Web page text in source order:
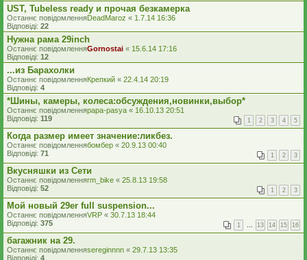
UST, Tubeless ready и прочая безкамерка
Останнє повідомленняDeadMaroz « 1.7.14 16:36
Відповіді: 22
Нужна рама 29inch
Останнє повідомленняGornostai « 15.6.14 17:16
Відповіді: 12
...из Барахолки
Останнє повідомленняКрепкий « 22.4.14 20:19
Відповіді: 4
*Шины, камеры, колеса:обсуждения,новинки,выбор*
Останнє повідомленняpapa-pasya « 16.10.13 20:51
Відповіді: 119 1 2 3 4 5
Когда размер имеет значение:ликбез.
Останнє повідомленнябомбер « 20.9.13 00:40
Відповіді: 71 1 2 3
Вкусняшки из Сети
Останнє повідомленняrm_bike « 25.8.13 19:58
Відповіді: 52 1 2 3
Мой новый 29er full suspension...
Останнє повідомленняVRP « 30.7.13 18:44
Відповіді: 375 1 … 13 14 15 16
багажник на 29.
Останнє повідомленняsereginnnn « 29.7.13 13:35
Відповіді: 4